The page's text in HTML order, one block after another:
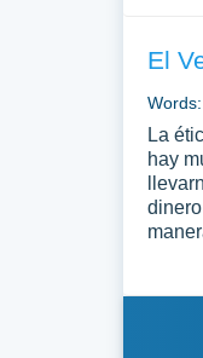
El
La
hay